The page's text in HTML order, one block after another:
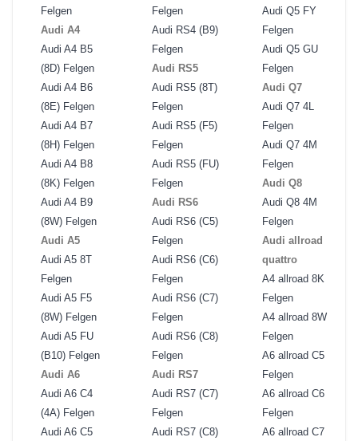
Felgen
Audi A4
Audi A4 B5
(8D) Felgen
Audi A4 B6
(8E) Felgen
Audi A4 B7
(8H) Felgen
Audi A4 B8
(8K) Felgen
Audi A4 B9
(8W) Felgen
Audi A5
Audi A5 8T
Felgen
Audi A5 F5
(8W) Felgen
Audi A5 FU
(B10) Felgen
Audi A6
Audi A6 C4
(4A) Felgen
Audi A6 C5
Felgen
Audi RS4 (B9)
Felgen
Audi RS5
Audi RS5 (8T)
Felgen
Audi RS5 (F5)
Felgen
Audi RS5 (FU)
Felgen
Audi RS6
Audi RS6 (C5)
Felgen
Audi RS6 (C6)
Felgen
Audi RS6 (C7)
Felgen
Audi RS6 (C8)
Felgen
Audi RS7
Audi RS7 (C7)
Felgen
Audi RS7 (C8)
Audi Q5 FY
Felgen
Audi Q5 GU
Felgen
Audi Q7
Audi Q7 4L
Felgen
Audi Q7 4M
Felgen
Audi Q8
Audi Q8 4M
Felgen
Audi allroad
quattro
A4 allroad 8K
Felgen
A4 allroad 8W
Felgen
A6 allroad C5
Felgen
A6 allroad C6
Felgen
A6 allroad C7